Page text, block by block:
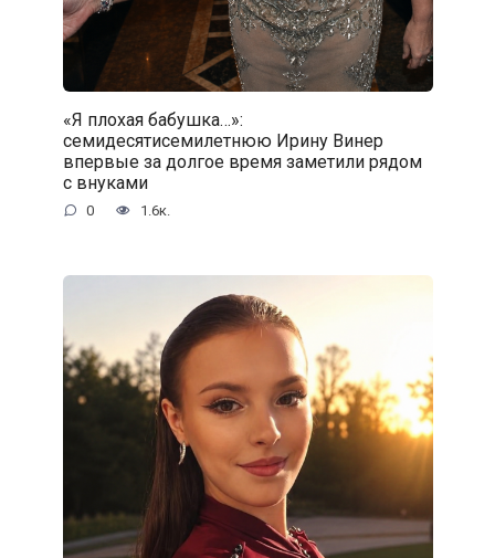
«Я плохая бабушка…»:
семидесятисемилетнюю Ирину Винер
впервые за долгое время заметили рядом
с внуками
0 1.6к.